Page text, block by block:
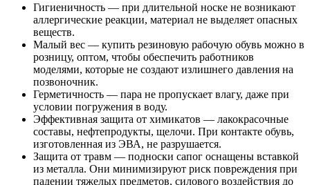
Гигиеничность — при длительной носке не возникают
аллергические реакции, материал не выделяет опасных
веществ.
Малый вес — купить резиновую рабочую обувь можно в
розницу, оптом, чтобы обеспечить работников
моделями, которые не создают излишнего давления на
позвоночник.
Герметичность — пара не пропускает влагу, даже при
условии погружения в воду.
Эффективная защита от химикатов — лакокрасочные
составы, нефтепродукты, щелочи. При контакте обувь,
изготовленная из ЭВА, не разрушается.
Защита от травм — подноски сапог оснащены вставкой
из металла. Они минимизируют риск повреждения при
падении тяжелых предметов, силового воздействия до